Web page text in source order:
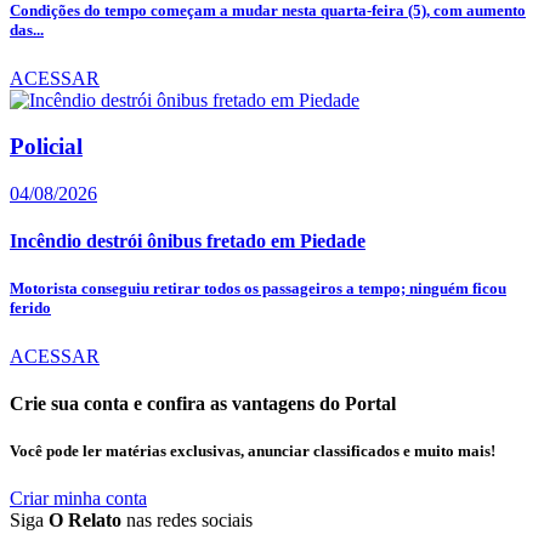
Condições do tempo começam a mudar nesta quarta-feira (5), com aumento
das...
ACESSAR
Policial
04/08/2026
Incêndio destrói ônibus fretado em Piedade
Motorista conseguiu retirar todos os passageiros a tempo; ninguém ficou
ferido
ACESSAR
Crie sua conta e confira as vantagens do Portal
Você pode ler matérias exclusivas, anunciar classificados e muito mais!
Criar minha conta
Siga O Relato nas redes sociais